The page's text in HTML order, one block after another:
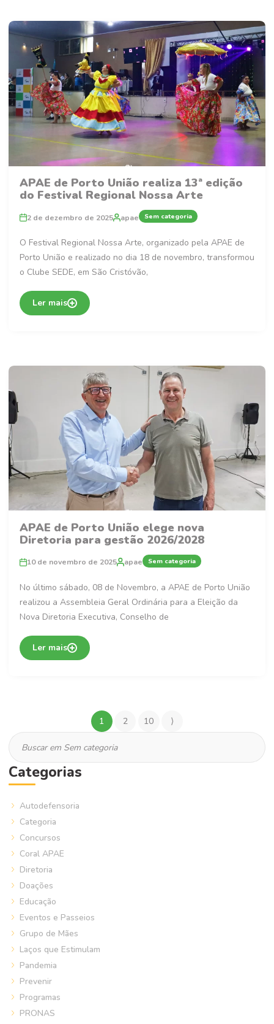
APAE de Porto União realiza 13ª edição
do Festival Regional Nossa Arte
2 de dezembro de 2025 apae Sem categoria
O Festival Regional Nossa Arte, organizado pela APAE de
Porto União e realizado no dia 18 de novembro, transformou
o Clube SEDE, em São Cristóvão,
Ler mais
APAE de Porto União elege nova
Diretoria para gestão 2026/2028
10 de novembro de 2025 apae Sem categoria
No último sábado, 08 de Novembro, a APAE de Porto União
realizou a Assembleia Geral Ordinária para a Eleição da
Nova Diretoria Executiva, Conselho de
Ler mais
1 2 10 ⟩
Categorias
Autodefensoria
Categoria
Concursos
Coral APAE
Diretoria
Doações
Educação
Eventos e Passeios
Grupo de Mães
Laços que Estimulam
Pandemia
Prevenir
Programas
PRONAS